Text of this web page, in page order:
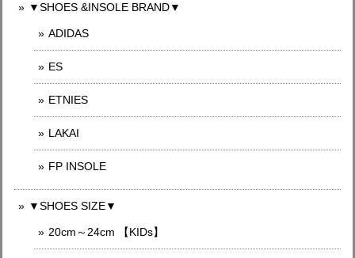
▼SHOES &INSOLE BRAND▼
ADIDAS
ES
ETNIES
LAKAI
FP INSOLE
▼SHOES SIZE▼
20cm～24cm 【KIDs】